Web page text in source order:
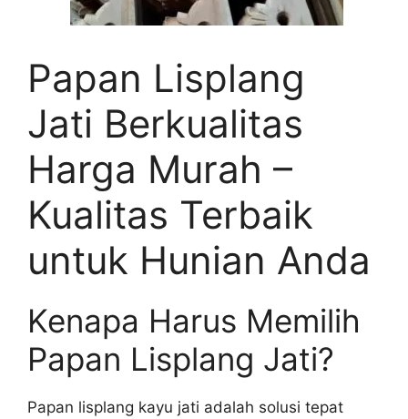
Papan Lisplang
Jati Berkualitas
Harga Murah –
Kualitas Terbaik
untuk Hunian Anda
Kenapa Harus Memilih
Papan Lisplang Jati?
Papan lisplang kayu jati adalah solusi tepat